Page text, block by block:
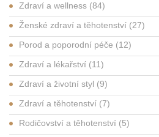
Zdraví a wellness (84)
Ženské zdraví a těhotenství (27)
Porod a poporodní péče (12)
Zdraví a lékařství (11)
Zdraví a životní styl (9)
Zdraví a těhotenství (7)
Rodičovství a těhotenství (5)